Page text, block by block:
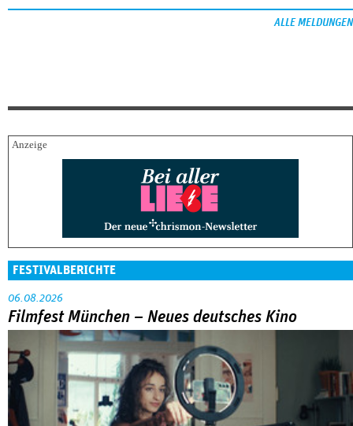
ALLE MELDUNGEN
FESTIVALBERICHTE
06.08.2026
Filmfest München – Neues deutsches Kino